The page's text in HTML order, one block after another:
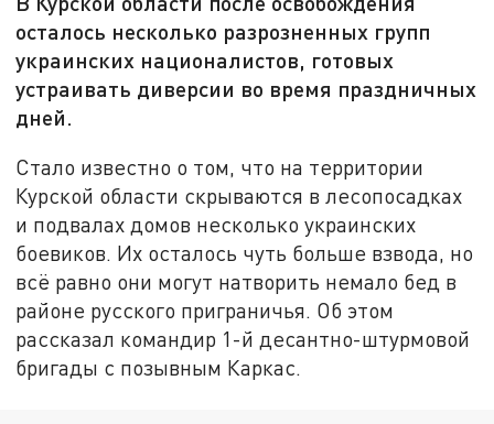
осталось несколько разрозненных групп
украинских националистов, готовых
устраивать диверсии во время праздничных
дней.
Стало известно о том, что на территории
Курской области скрываются в лесопосадках
и подвалах домов несколько украинских
боевиков. Их осталось чуть больше взвода, но
всё равно они могут натворить немало бед в
районе русского приграничья. Об этом
рассказал командир 1-й десантно-штурмовой
бригады с позывным Каркас.